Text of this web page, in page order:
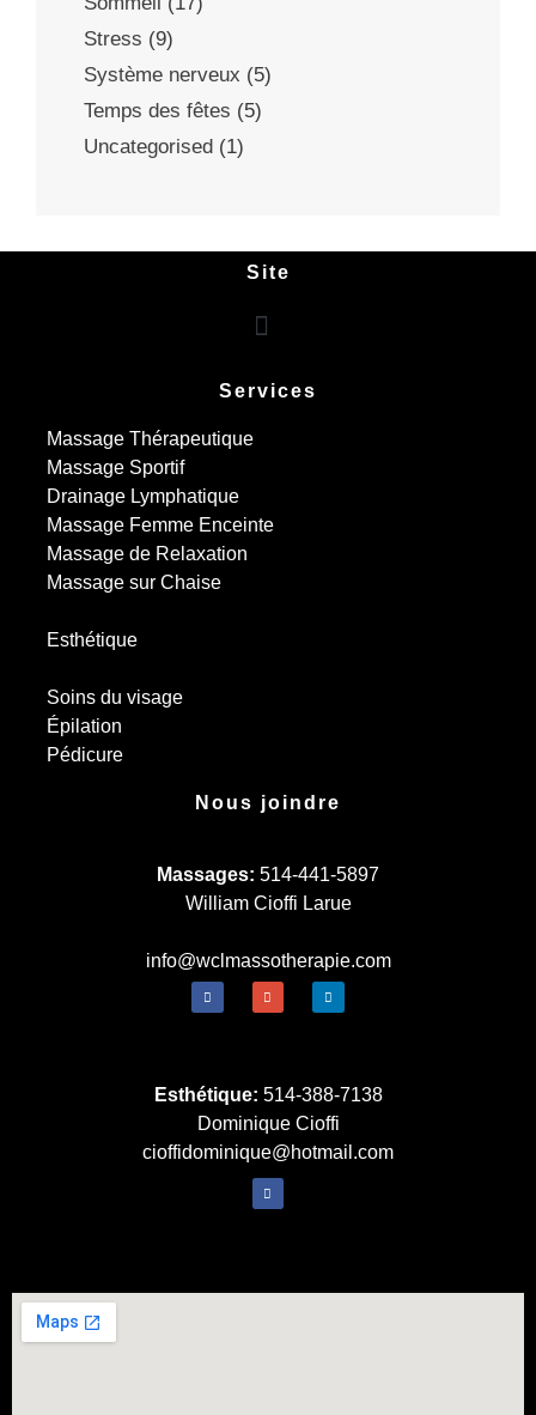
Stress (9)
Système nerveux (5)
Temps des fêtes (5)
Uncategorised (1)
Site
Services
Massage Thérapeutique
Massage Sportif
Drainage Lymphatique
Massage Femme Enceinte
Massage de Relaxation
Massage sur Chaise
Esthétique
Soins du visage
Épilation
Pédicure
Nous joindre
Massages: 514-441-5897
William Cioffi Larue
info@wclmassotherapie.com
Esthétique: 514-388-7138
Dominique Cioffi
cioffidominique@hotmail.com